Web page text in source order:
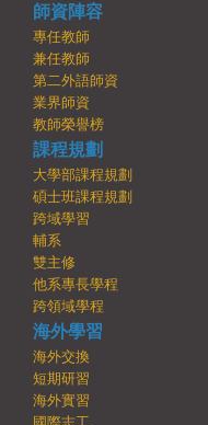
師資陣容
專任教師
兼任教師
第二外語師資
業界師資
教師榮譽榜
課程規劃
大學部課程規劃
碩士班課程規劃
跨域學習
輔系
雙主修
他系專長學程
跨領域學程
海外學習
海外交換
短期研習
海外實習